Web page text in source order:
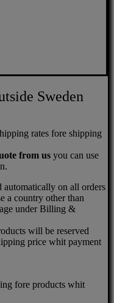
Sweden
rates fore shipping
from us you can use
automatically on all orders
a country other than
under Billing &
will be reserved
price whit payment
fore products whit